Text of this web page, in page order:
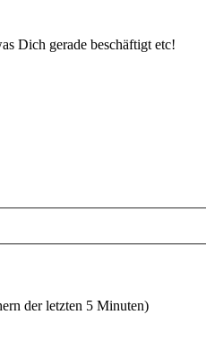
Dich gerade beschäftigt etc!
der letzten 5 Minuten)